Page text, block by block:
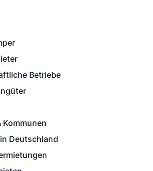
Betriebe
Kommunen
Deutschland